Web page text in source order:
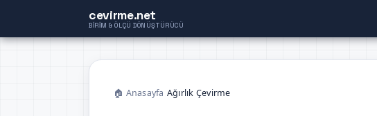
cevirme.net
BIRIM & ÖLÇÜ DÖNÜŞTÜRÜCÜ
🏠 Anasayfa Ağırlık Çevirme